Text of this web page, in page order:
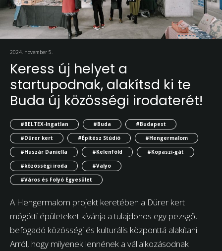
2024. november 5.
Keress új helyet a
startupodnak, alakítsd ki te
Buda új közösségi irodaterét!
#BELTEX-Ingatlan #Buda
#Budapest
#Dürer kert
#Építész Stúdió
#Hengermalom
#Huszár Daniella
#Kelenföld
#Kopaszi-gát
#közösségi iroda
#Valyo
#Város és Folyó Egyesület
A Hengermalom projekt keretében a Dürer kert
mögötti épületeket kívánja a tulajdonos egy pezsgő,
befogadó közösségi és kulturális központtá alakítani.
Arról, hogy milyenek lennének a vállalkozásodnak